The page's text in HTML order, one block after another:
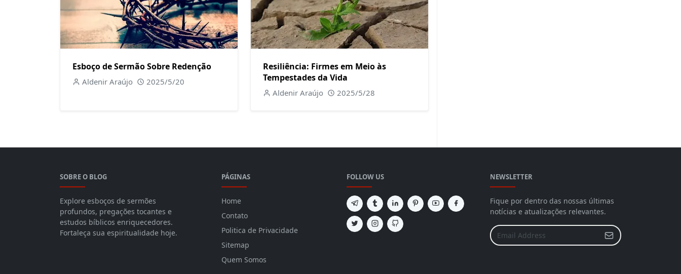
Esboço de Sermão Sobre Redenção
Aldenir Araújo 2025/5/20
Resiliência: Firmes em Meio às
Tempestades da Vida
Aldenir Araújo 2025/5/28
SOBRE O BLOG
Explore esboços de sermões
profundos, pregações tocantes e
estudos bíblicos enriquecedores.
Fortaleça sua espiritualidade hoje.
PÁGINAS
Home
Contato
Politica de Privacidade
Sitemap
Quem Somos
FOLLOW US NEWSLETTER
Fique por dentro das nossas últimas
notícias e atualizações relevantes.